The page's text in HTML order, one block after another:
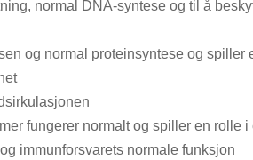
normal DNA-syntese og til å
og normal proteinsyntese og
fungerer normalt og spiller en
immunforsvarets normale funksjon